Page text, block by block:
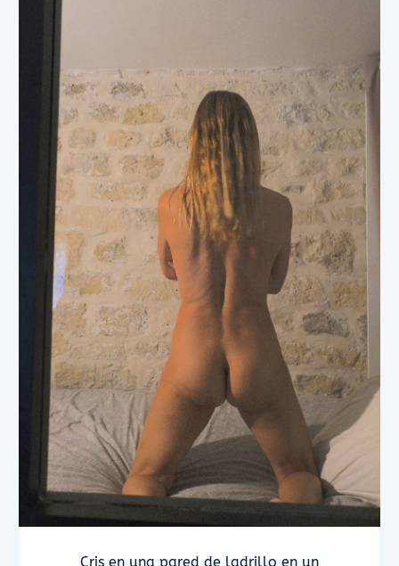
Cris en una pared de ladrillo en un